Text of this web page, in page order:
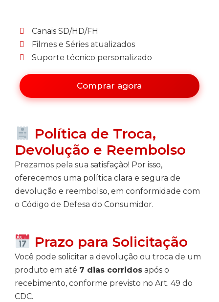
Canais SD/HD/FH
Filmes e Séries atualizados
Suporte técnico personalizado
Comprar agora
Política de Troca,
Devolução e Reembolso
Prezamos pela sua satisfação! Por isso,
oferecemos uma política clara e segura de
devolução e reembolso, em conformidade com
o Código de Defesa do Consumidor.
Prazo para Solicitação
Você pode solicitar a devolução ou troca de um
produto em até 7 dias corridos após o
recebimento, conforme previsto no Art. 49 do
CDC.